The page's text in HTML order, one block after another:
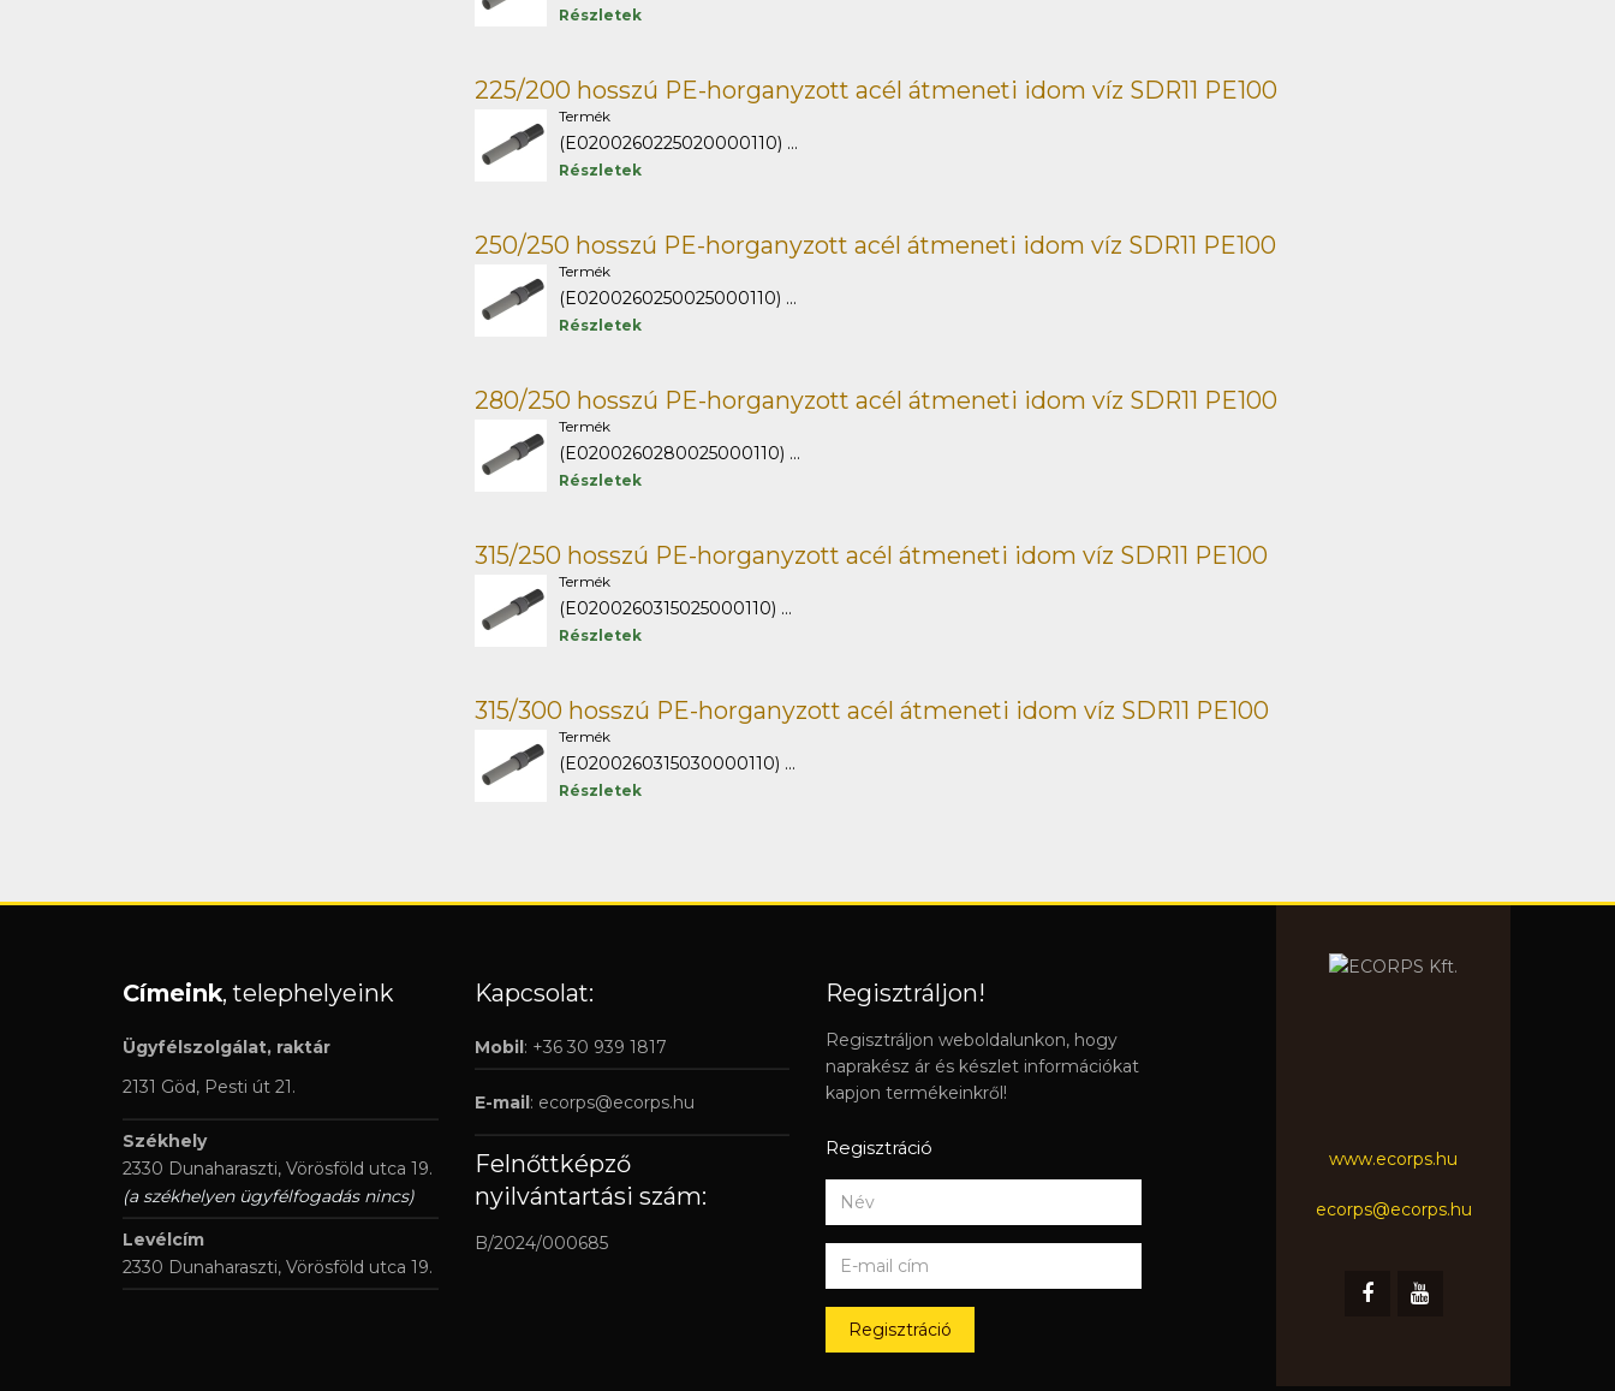
Részletek
225/200 hosszú PE-horganyzott acél átmeneti idom víz SDR11 PE100
Termék
(E0200260225020000110) ...
Részletek
250/250 hosszú PE-horganyzott acél átmeneti idom víz SDR11 PE100
Termék
(E0200260250025000110) ...
Részletek
280/250 hosszú PE-horganyzott acél átmeneti idom víz SDR11 PE100
Termék
(E0200260280025000110) ...
Részletek
315/250 hosszú PE-horganyzott acél átmeneti idom víz SDR11 PE100
Termék
(E0200260315025000110) ...
Részletek
315/300 hosszú PE-horganyzott acél átmeneti idom víz SDR11 PE100
Termék
(E0200260315030000110) ...
Részletek
Címeink, telephelyeink
Ügyfélszolgálat, raktár
2131 Göd, Pesti út 21.
Székhely
2330 Dunaharaszti, Vörösföld utca 19.
(a székhelyen ügyfélfogadás nincs)
Levélcím
2330 Dunaharaszti, Vörösföld utca 19.
Kapcsolat:
Mobil: +36 30 939 1817
E-mail: ecorps@ecorps.hu
Felnőttképző
nyilvántartási szám:
B/2024/000685
Regisztráljon!
Regisztráljon weboldalunkon, hogy
naprakész ár és készlet információkat
kapjon termékeinkről!
Regisztráció
Regisztráció
www.ecorps.hu
ecorps@ecorps.hu